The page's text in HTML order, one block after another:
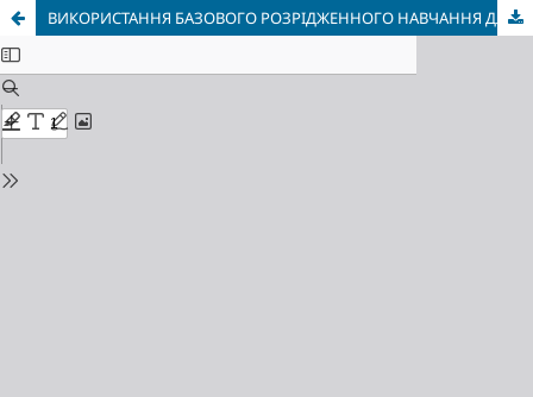
ВИКОРИСТАННЯ БАЗОВОГО РОЗРІДЖЕННОГО НАВЧАННЯ ДЛЯ ВИЗНАЧЕННЯ ПАРАМЕТРІВ МОДЕЛІ